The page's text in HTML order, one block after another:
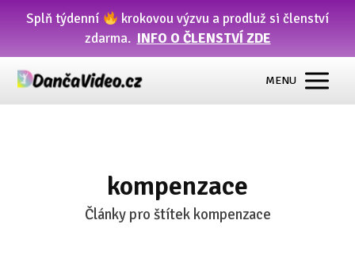
Splň týdenní
krokovou výzvu a prodluž si členství
zdarma. INFO O ČLENSTVÍ ZDE
MENU
kompenzace
Články pro štítek kompenzace